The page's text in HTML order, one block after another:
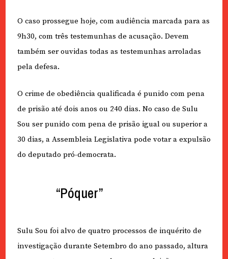
O caso prossegue hoje, com audiência marcada para as
9h30, com três testemunhas de acusação. Devem
também ser ouvidas todas as testemunhas arroladas
pela defesa.
O crime de obediência qualificada é punido com pena
de prisão até dois anos ou 240 dias. No caso de Sulu
Sou ser punido com pena de prisão igual ou superior a
30 dias, a Assembleia Legislativa pode votar a expulsão
do deputado pró-democrata.
“Póquer”
Sulu Sou foi alvo de quatro processos de inquérito de
investigação durante Setembro do ano passado, altura